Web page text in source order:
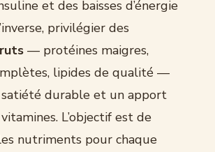
et des baisses d’énergie
privilégier des
— protéines maigres,
lipides de qualité —
satiété durable et un apport
L’objectif est de
nutriments pour chaque